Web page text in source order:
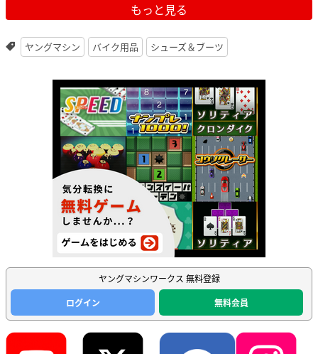
もっと見る
ヤングマシン バイク用品 シューズ＆ブーツ
ヤングマシンワークス 無料登録
ログイン
無料会員